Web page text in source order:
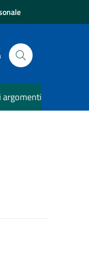
argomenti